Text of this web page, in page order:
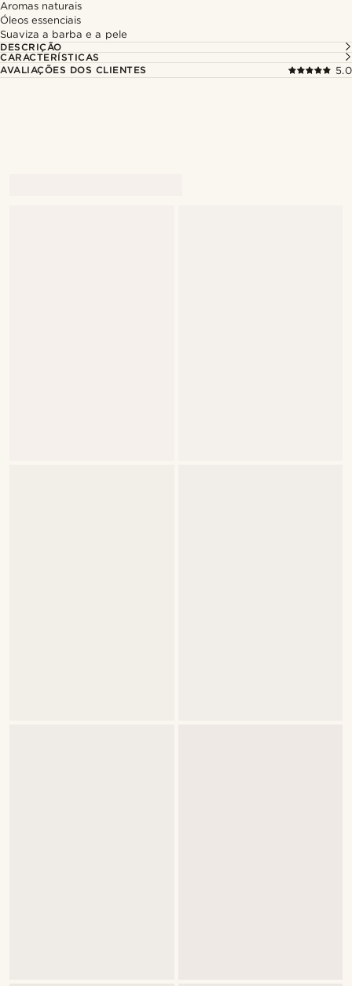
Aromas naturais
Óleos essenciais
Suaviza a barba e a pele
DESCRIÇÃO
CARACTERÍSTICAS
AVALIAÇÕES DOS CLIENTES
5.0